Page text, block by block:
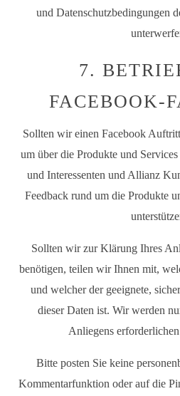
und Datenschutzbedingungen
7.
FACEBOOK-
Sollten wir einen Facebook
um über die Produkte und
und Interessenten und Allianz
Feedback rund um die Produkte
Sollten wir zur Klärung Ihres
benötigen, teilen wir Ihnen mit,
und welcher der geeignete,
dieser Daten ist. Wir werden
Anliegens
Bitte posten Sie keine
Kommentarfunktion oder auf die